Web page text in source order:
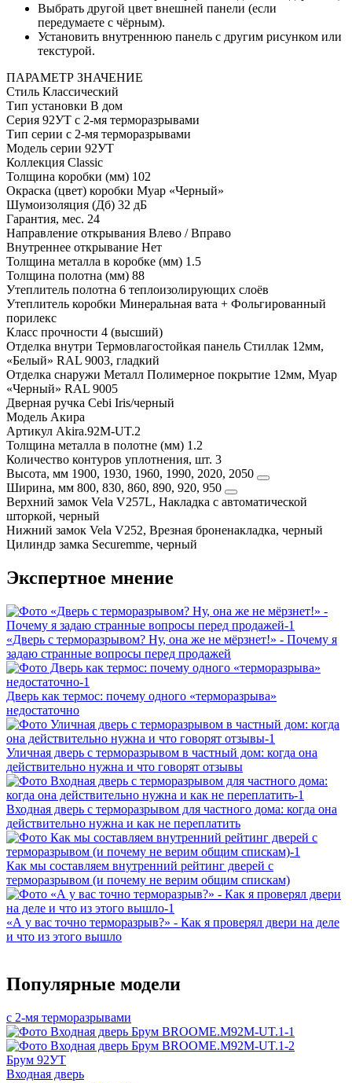
Выбрать другой цвет внешней панели (если
передумаете с чёрным).
Установить внутреннюю панель с другим рисунком или
текстурой.
ПАРАМЕТР ЗНАЧЕНИЕ
Стиль Классический
Тип установки В дом
Серия 92УТ с 2-мя терморазрывами
Тип серии с 2-мя терморазрывами
Модель серии 92УТ
Коллекция Classic
Толщина коробки (мм) 102
Окраска (цвет) коробки Муар «Черный»
Шумоизоляция (Дб) 32 дБ
Гарантия, мес. 24
Направление открывания Влево / Вправо
Внутреннее открывание Нет
Толщина металла в коробке (мм) 1.5
Толщина полотна (мм) 88
Утеплитель полотна 6 теплоизолирующих слоёв
Утеплитель коробки Минеральная вата + Фольгированный
порилекс
Класс прочности 4 (высший)
Отделка внутри Термовлагостойкая панель Стиллак 12мм,
«Белый» RAL 9003, гладкий
Отделка снаружи Металл Полимерное покрытие 12мм, Муар
«Черный» RAL 9005
Дверная ручка Cebi Iris/черный
Модель Акира
Артикул Akira.92M-UT.2
Толщина металла в полотне (мм) 1.2
Количество контуров уплотнения, шт. 3
Высота, мм 1900, 1930, 1960, 1990, 2020, 2050
Ширина, мм 800, 830, 860, 890, 920, 950
Верхний замок Vela V257L, Накладка с автоматической
шторкой, черный
Нижний замок Vela V252, Врезная броненакладка, черный
Цилиндр замка Securemme, черный
Экспертное мнение
«Дверь с терморазрывом? Ну, она же не мёрзнет!» - Почему я
задаю странные вопросы перед продажей
Дверь как термос: почему одного «терморазрыва»
недостаточно
Уличная дверь с терморазрывом в частный дом: когда она
действительно нужна и что говорят отзывы
Входная дверь с терморазрывом для частного дома: когда она
действительно нужна и как не переплатить
Как мы составляем внутренний рейтинг дверей с
терморазрывом (и почему не верим общим спискам)
«А у вас точно терморазрыв?» - Как я проверял двери на деле
и что из этого вышло
Популярные модели
с 2-мя терморазрывами
Брум 92УТ
Входная дверь